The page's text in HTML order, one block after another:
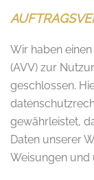
Wir haben
(AVV) zur
geschlossen.
gewährleistet,
Daten unserer
Weisungen und